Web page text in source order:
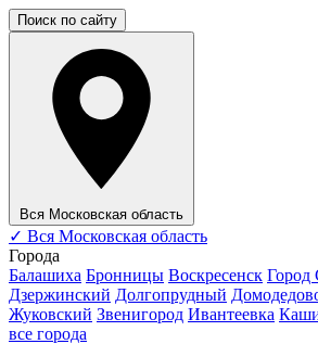
Поиск по сайту
Вся Московская область
✓ Вся Московская область
Города
Балашиха Бронницы Воскресенск Город
Дзержинский Долгопрудный
Жуковский Звенигород Ивантеевка
все города